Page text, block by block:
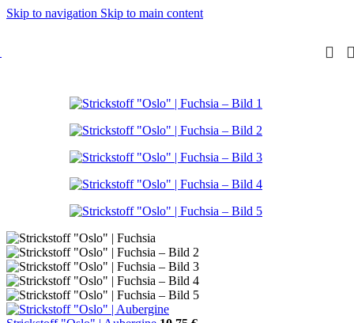
Skip to navigation Skip to main content